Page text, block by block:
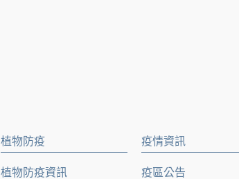
植物防疫
植物防疫資訊
疫情資訊
疫區公告